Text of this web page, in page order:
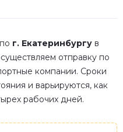
г. Екатеринбургу в
отправку по
компании. Сроки
и варьируются, как
рабочих дней.